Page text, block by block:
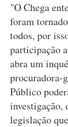
"O Chega
foram
todos, por
participação
abra um
procuradora-
Público
investigação,
legislação